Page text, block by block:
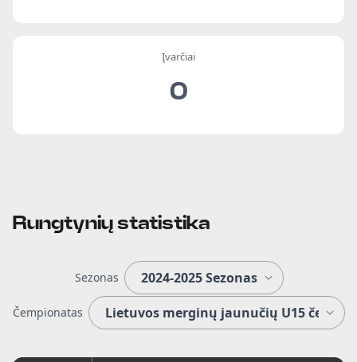
Įvarčiai
0
Rungtynių statistika
Sezonas
Čempionatas